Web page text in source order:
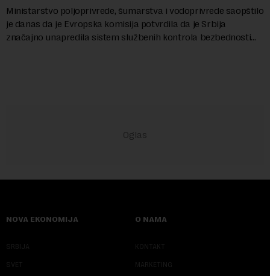
Ministarstvo poljoprivrede, šumarstva i vodoprivrede saopštilo
je danas da je Evropska komisija potvrdila da je Srbija
značajno unapredila sistem službenih kontrola bezbednosti
NOVA EKONOMIJA
SRBIJA
SVET
O NAMA
KONTAKT
MARKETING